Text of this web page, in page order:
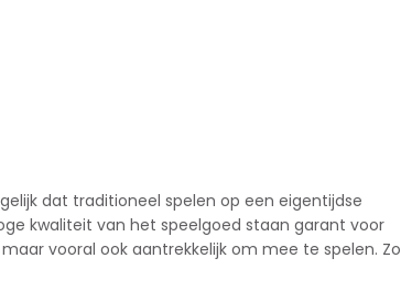
dat traditioneel spelen op een eigentijdse
kwaliteit van het speelgoed staan garant voor
vooral ook aantrekkelijk om mee te spelen. Zo